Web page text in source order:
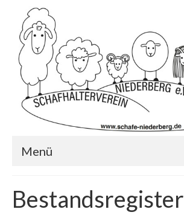
Menü
Wer wir sind?…
Bestandsregister